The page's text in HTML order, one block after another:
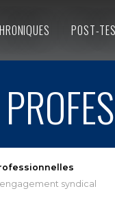
POST-
syndical